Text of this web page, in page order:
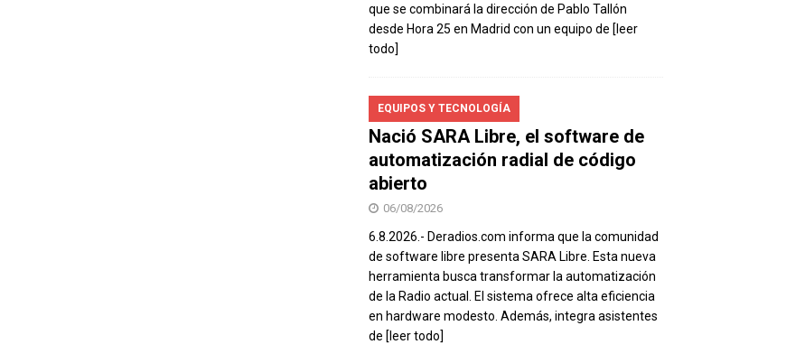
que se combinará la dirección de Pablo Tallón
desde Hora 25 en Madrid con un equipo de [leer
todo]
EQUIPOS Y TECNOLOGÍA
Nació SARA Libre, el software de
automatización radial de código
abierto
06/08/2026
6.8.2026.- Deradios.com informa que la comunidad
de software libre presenta SARA Libre. Esta nueva
herramienta busca transformar la automatización
de la Radio actual. El sistema ofrece alta eficiencia
en hardware modesto. Además, integra asistentes
de [leer todo]